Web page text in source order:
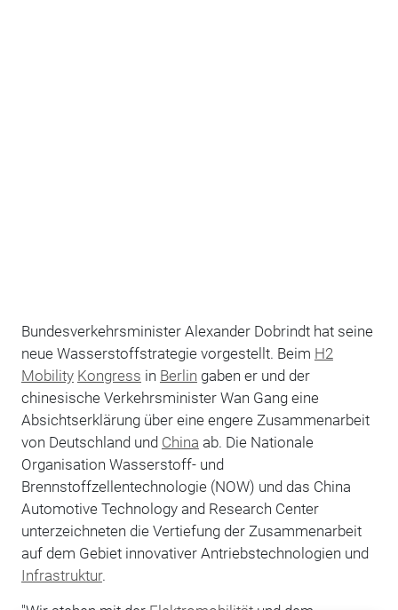
Bundesverkehrsminister Alexander Dobrindt hat seine
neue Wasserstoffstrategie vorgestellt. Beim H2
Mobility Kongress in Berlin gaben er und der
chinesische Verkehrsminister Wan Gang eine
Absichtserklärung über eine engere Zusammenarbeit
von Deutschland und China ab. Die Nationale
Organisation Wasserstoff- und
Brennstoffzellentechnologie (NOW) und das China
Automotive Technology and Research Center
unterzeichneten die Vertiefung der Zusammenarbeit
auf dem Gebiet innovativer Antriebstechnologien und
Infrastruktur.